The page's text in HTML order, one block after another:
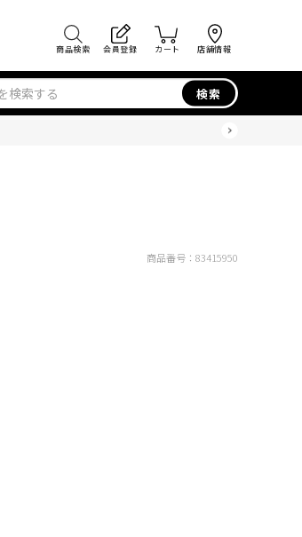
商品検索 会員登録 カート 店舗情報
検索
商品番号： 83415950